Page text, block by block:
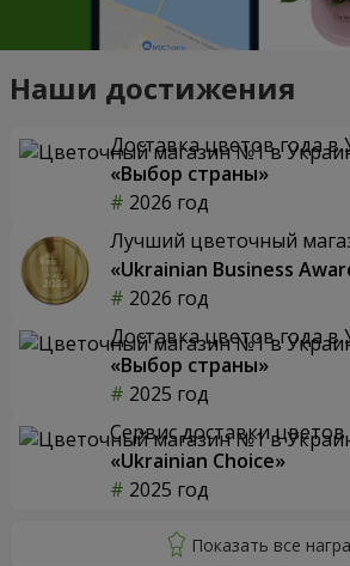
Наши достижения
Доставка цветов года в
«Выбор страны»
2026 год
Лучший цветочный
«Ukrainian Business
2026 год
Доставка цветов года в
«Выбор страны»
2025 год
Сервис доставки цветов
«Ukrainian Choice»
2025 год